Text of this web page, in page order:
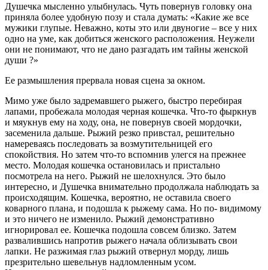
Душечка мысленно улыбнулась. Чуть повернув головку она
приняла более удобную позу и стала думать: «Какие же все
мужики глупые. Неважно, коты это или двуногие – все у них
одно на уме, как добиться женского расположения. Неужели
они не понимают, что не дано разгадать им тайны женской
души ?»
Ее размышления прервала новая сцена за окном.
Мимо уже было задремавшего рыжего, быстро перебирая
лапами, пробежала молодая черная кошечка. Что-то фыркнув
и мяукнув ему на ходу, она, не повернув своей мордочки,
засеменила дальше. Рыжий резко привстал, решительно
намереваясь последовать за возмутительницей его
спокойствия. Но затем что-то вспомнив улегся на прежнее
место. Молодая кошечка остановилась и пристально
посмотрела на него. Рыжий не шелохнулся. Это было
интересно, и Душечка внимательно продолжала наблюдать за
происходящим. Кошечка, вероятно, не оставила своего
коварного плана, и подошла к рыжему сама. Но по- видимому
и это ничего не изменило. Рыжий демонстративно
игнорировал ее. Кошечка подошла совсем близко. Затем
развалившись напротив рыжего начала облизывать свои
лапки. Не разжимая глаз рыжий отвернул морду, лишь
презрительно шевельнув надломленным усом.